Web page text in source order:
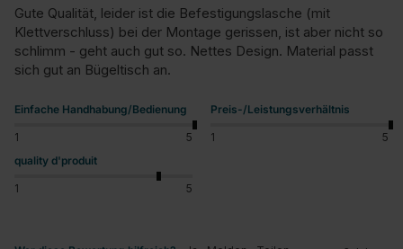
Gute Qualität, leider ist die Befestigungslasche (mit
Klettverschluss) bei der Montage gerissen, ist aber nicht so
schlimm - geht auch gut so. Nettes Design. Material passt
sich gut an Bügeltisch an.
Einfache Handhabung/Bedienung
1 5
Preis-/Leistungsverhältnis
1
5
quality d'produit
1 5